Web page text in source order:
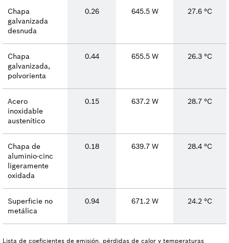
Chapa
galvanizada
desnuda
0.26 645.5 W 27.6 °C
Chapa
galvanizada,
polvorienta
0.44 655.5 W 26.3 °C
Acero
inoxidable
austenítico
0.15 637.2 W 28.7 °C
Chapa de
aluminio-cinc
ligeramente
oxidada
0.18 639.7 W 28.4 °C
Superficie no
metálica
0.94 671.2 W 24.2 °C
Lista de coeficientes de emisión, pérdidas de calor y temperaturas